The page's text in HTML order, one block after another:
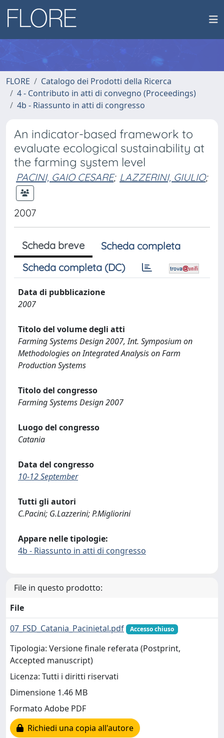
FLORE
Catalogo dei Prodotti della Ricerca
4 - Contributo in atti di convegno (Proceedings)
4b - Riassunto in atti di congresso
An indicator-based framework to
evaluate ecological sustainability at
the farming system level
PACINI, GAIO CESARE; LAZZERINI, GIULIO;
2007
Scheda breve
Scheda completa
Scheda completa (DC)
Data di pubblicazione
2007
Titolo del volume degli atti
Farming Systems Design 2007, Int. Symposium on
Methodologies on Integrated Analysis on Farm
Production Systems
Titolo del congresso
Farming Systems Design 2007
Luogo del congresso
Catania
Data del congresso
10-12 September
Tutti gli autori
C.Pacini; G.Lazzerini; P.Migliorini
Appare nelle tipologie:
4b - Riassunto in atti di congresso
File in questo prodotto:
File
07_FSD_Catania_Pacinietal.pdf
Accesso chiuso
Tipologia: Versione finale referata (Postprint,
Accepted manuscript)
Licenza: Tutti i diritti riservati
Dimensione 1.46 MB
Formato Adobe PDF
Richiedi una copia all'autore